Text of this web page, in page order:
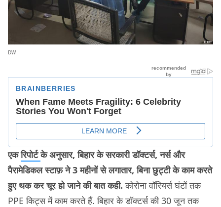
DW
एकरिपोर्टके अनुसार, बिहार के सरकारी डॉक्टर्स, नर्स और
पैरामेडिकल स्टाफ़ ने 3 महीनों से लगातार, बिना छुट्टी के काम करते
हुए थक कर चूर हो जाने की बात कही. कोरोना वॉरियर्स घंटों तक
PPE किट्स में काम करते हैं. बिहार के डॉक्टर्स की 30 जून तक